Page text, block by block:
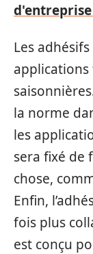
Les
la norme
les
sera fixé de
chose,
Enfin,
fois plus
est conçu